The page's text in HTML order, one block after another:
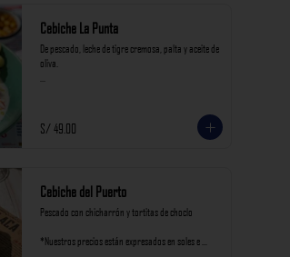
Cebiche La Punta
De pescado, leche de tigre cremosa, palta y aceite de
oliva.
S/ 49.00
Cebiche del Puerto
Pescado con chicharrón y tortitas de choclo
*Nuestros precios están expresados en soles e